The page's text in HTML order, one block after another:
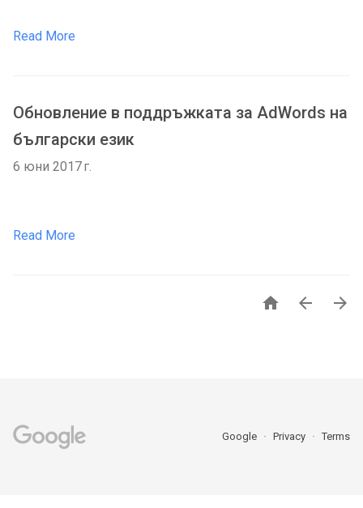
Read More
Обновление в поддръжката за AdWords на
български език
6 юни 2017 г.
Read More
  
Google Privacy Terms